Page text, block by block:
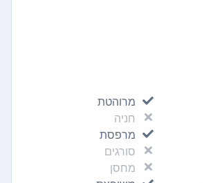
מרוהטת
חניה
מרפסת
סורגים
מחסן